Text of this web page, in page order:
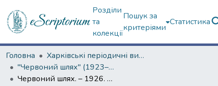
Розділи
та
колекції
Пошук за
критеріями
Статистика
Головна
Харківські періодичні видання
"Червоний шлях" (1923–1936 рр.)
Червоний шлях. – 1926. – № 9 (42) (вересень)